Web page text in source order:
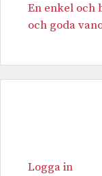
En enkel och
och goda
Logga in